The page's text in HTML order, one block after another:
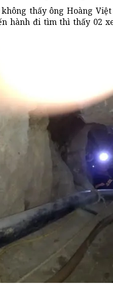
thấy ông Hoàng
hành đi tìm thì thấy 02